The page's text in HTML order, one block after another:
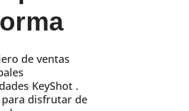
de ventas
KeyShot .
disfrutar de